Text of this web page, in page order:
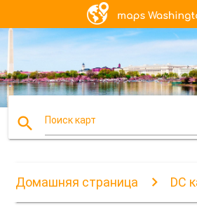
search Поиск карт
Домашняя страница DC